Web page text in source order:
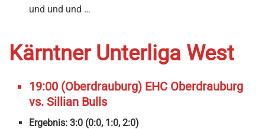
und und und …
Kärntner Unterliga West
19:00 (Oberdrauburg) EHC Oberdrauburg
vs. Sillian Bulls
Ergebnis: 3:0 (0:0, 1:0, 2:0)